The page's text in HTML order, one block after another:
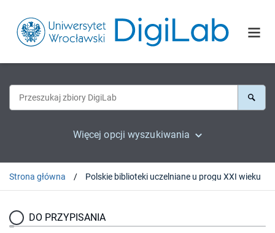
Więcej opcji wyszukiwania
Strona główna Polskie biblioteki uczelniane u progu XXI wieku
DO PRZYPISANIA